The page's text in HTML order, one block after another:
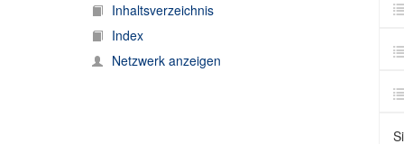
Inhaltsverzeichnis
Index
Netzwerk anzeigen